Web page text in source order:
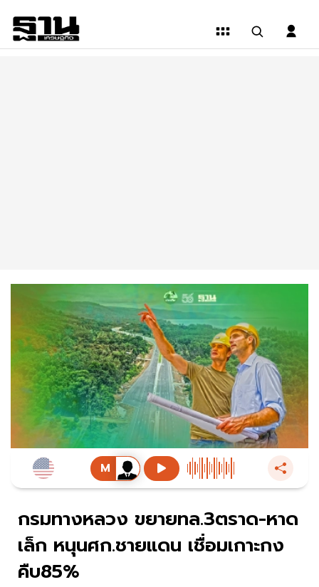
กรมทางหลวง ขยายทล.3ตราด-หาด
เล็ก หนุนศก.ชายแดน เชื่อมเกาะกง
คืบ85%